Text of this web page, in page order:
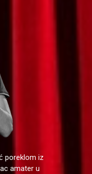
poreklom iz
amater u